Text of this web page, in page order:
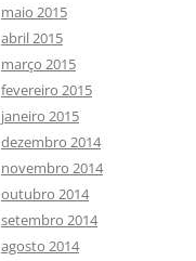
maio 2015
abril 2015
março 2015
fevereiro 2015
janeiro 2015
dezembro 2014
novembro 2014
outubro 2014
setembro 2014
agosto 2014